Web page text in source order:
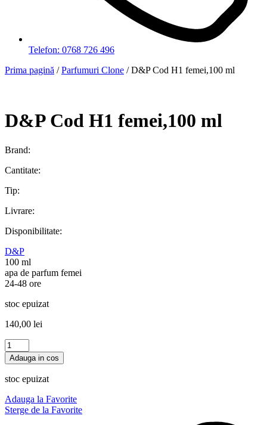
Telefon: 0768 726 496
Prima pagină /Parfumuri Clone / D&P Cod H1 femei,100 ml
D&P Cod H1 femei,100 ml
Brand:
Cantitate:
Tip:
Livrare:
Disponibilitate:
D&P
100 ml
apa de parfum femei
24-48 ore
stoc epuizat
140,00 lei
Cantitate
PANTHER
Maison
Alhambra
ml,barbati
Adauga in cos
stoc epuizat
Adauga la Favorite
Sterge de la Favorite